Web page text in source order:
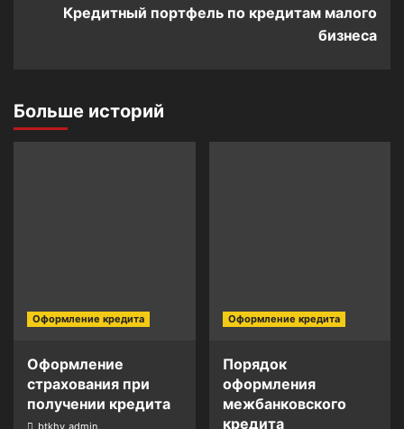
Кредитный портфель по кредитам малого
бизнеса
Больше историй
Оформление кредита
Оформление
страхования при
получении кредита
btkhv_admin
Оформление кредита
Порядок
оформления
межбанковского
кредита